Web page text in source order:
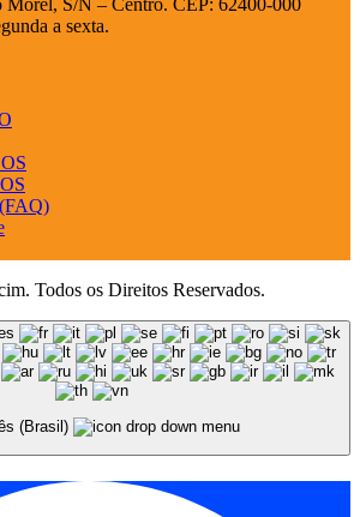
a sexta.
Todos os Direitos Reservados.
(Brasil)